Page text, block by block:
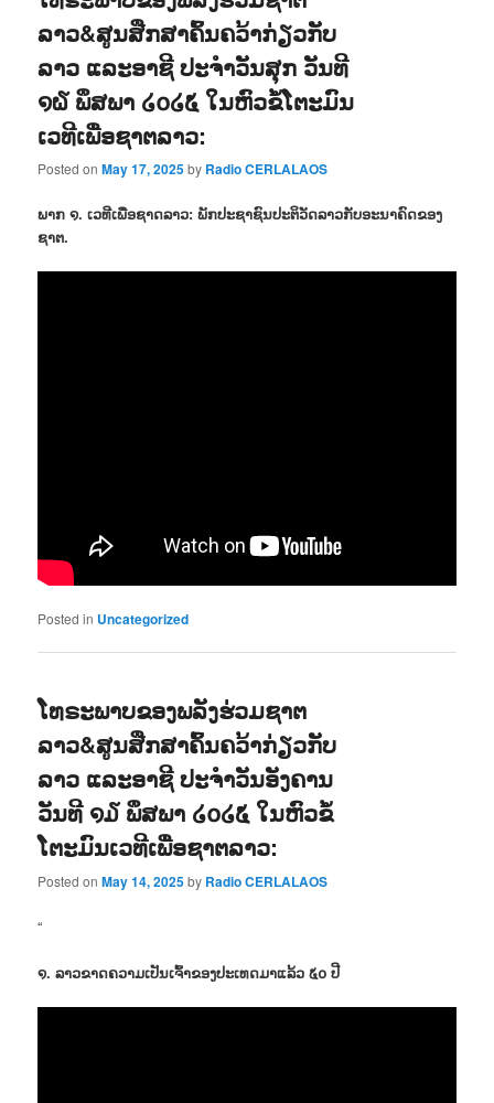
ລາວ&ສູນສືກສາຄົ້ນຄວ້າກ່ຽວກັບ
ລາວ ແລະອາຊີ ປະຈຳວັນສຸກ ວັນທີ
໑໖ ພຶສພາ ໒໐໒໕ ໃນຫົວຂໍ້ໂຕະມົນ
ເວທີເພື່ອຊາຕລາວ:
Posted onMay 17, 2025by Radio CERLALAOS
ພາກ ໑. ເວທີເພື່ອຊາດລາວ: ພັກປະຊາຊົນປະຕິວັດລາວກັບອະນາຄົດຂອງ
ຊາຕ.
Posted in Uncategorized
ໂທຣະພາບຂອງພລັງຮ່ວມຊາຕ
ລາວ&ສູນສືກສາຄົ້ນຄວ້າກ່ຽວກັບ
ລາວ ແລະອາຊີ ປະຈຳວັນອັງຄານ
ວັນທີ ໑໓ ພຶສພາ ໒໐໒໕ ໃນຫົວຂໍ້
ໂຕະມົນເວທີເພື່ອຊາຕລາວ:
Posted onMay 14, 2025by Radio CERLALAOS
“
໑. ລາວຂາດຄວາມເປັນເຈົ້າຂອງປະເທດມາແລ້ວ ໕໐ ປີ